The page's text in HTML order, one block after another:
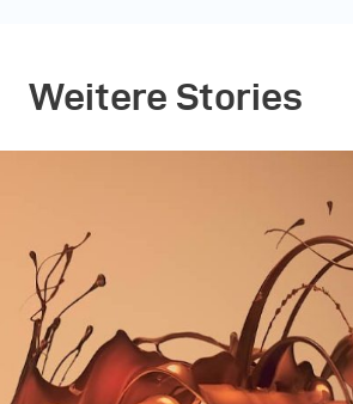
Weitere Stories